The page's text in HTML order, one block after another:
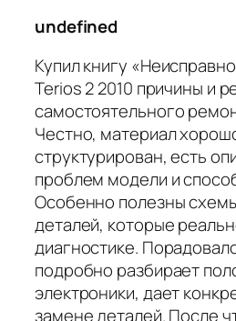
undefined
Купил книгу
Terios 2 2010 причины и
самостоятельного
Честно, материал
структурирован, есть
проблем модели и
Особенно полезны
деталей, которые
диагностике.
подробно разбирает
электроники, дает
замене деталей. После